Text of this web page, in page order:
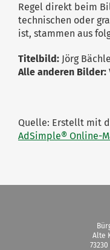
Regel direkt beim
technischen oder
ist, stammen aus
Titelbild: Jörg Bächle
Alle anderen Bilder:
Quelle: Erstellt mit
AdSimple® Online-
Alte